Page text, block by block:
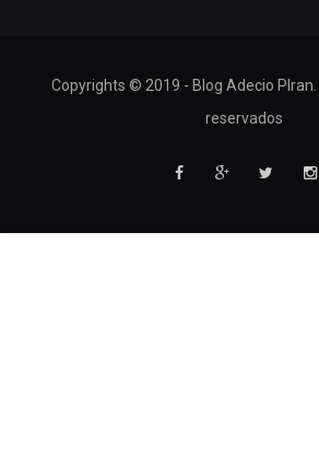
Copyrights © 2019 - Blog Adecio
reservados